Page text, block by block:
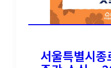
서울특별시